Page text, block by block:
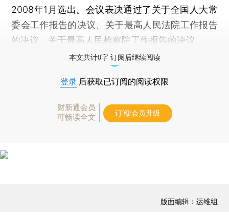
2008年1月选出。会议表决通过了关于全国人大常
委会工作报告的决议、关于最高人民法院工作报告
的决议、关于最高人民检察院工作报告的决议。
本文共计0字 订阅后继续阅读
登录 后获取已订阅的阅读权限
财新通会员
可畅读全文
订阅/会员升级
版面编辑：运维组